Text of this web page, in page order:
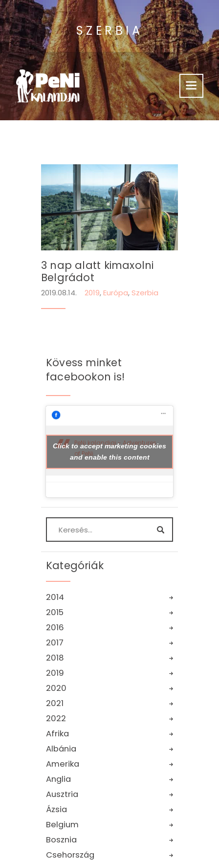
SZERBIA
Támogass Minket
Kalandjaink
Videók
Hasznos
3 nap alatt kimaxolni
Belgrádot
2019.08.14. 2019,Európa,Szerbia
Kövess minket
facebookon is!
PeNi kalandjai - Adventures
of PeNi
Click to accept marketing cookies
and enable this content
Kategóriák
2014
2015
2016
2017
2018
2019
2020
2021
2022
Afrika
Albánia
Amerika
Anglia
Ausztria
Ázsia
Belgium
Bosznia
Csehország